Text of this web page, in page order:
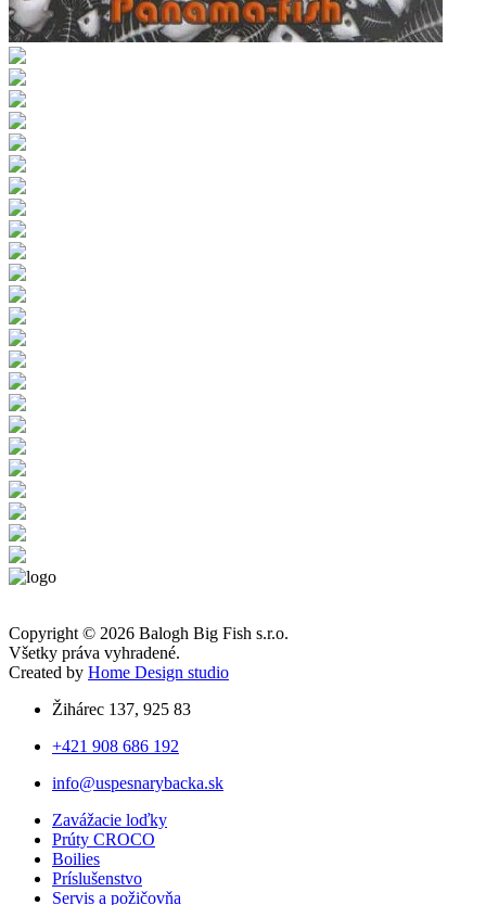
Copyright © 2026 Balogh Big Fish s.r.o.
Všetky práva vyhradené.
Created by Home Design studio
Žihárec 137, 925 83
+421 908 686 192
info@uspesnarybacka.sk
Zavážacie loďky
Prúty CROCO
Boilies
Príslušenstvo
Servis a požičovňa